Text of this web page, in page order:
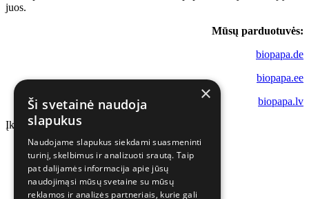
juos.
Mūsų parduotuvės:
biopapa.de
biopapa.ee
biopapa.lv
Įkeliama...
×
Ši svetainė naudoja
slapukus
Naudojame slapukus siekdami suasmeninti
turinį, skelbimus ir analizuoti srautą. Taip
pat dalijamės informacija apie jūsų
naudojimąsi mūsų svetaine su mūsų
reklamos ir analizės partneriais, kurie gali